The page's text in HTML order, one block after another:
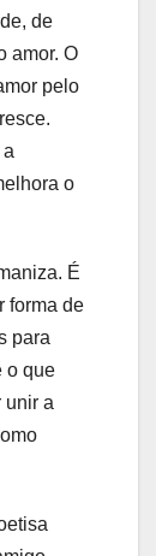
de
amor. O
pelo
o
É
forma de
para
o que
unir a